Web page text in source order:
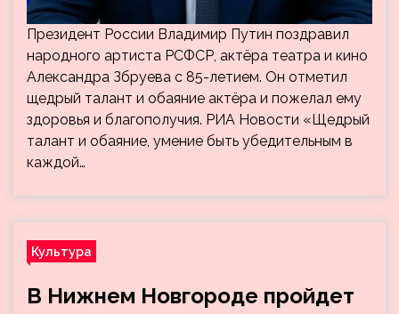
Президент России Владимир Путин поздравил
народного артиста РСФСР, актёра театра и кино
Александра Збруева с 85-летием. Он отметил
щедрый талант и обаяние актёра и пожелал ему
здоровья и благополучия. РИА Новости «Щедрый
талант и обаяние, умение быть убедительным в
каждой…
Культура
В Нижнем Новгороде пройдет